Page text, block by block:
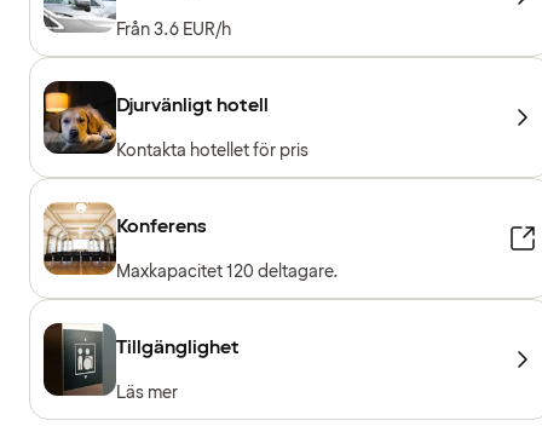
Från 3.6 EUR/h
Djurvänligt hotell
Kontakta hotellet för pris
Konferens
Maxkapacitet 120 deltagare.
Tillgänglighet
Läs mer